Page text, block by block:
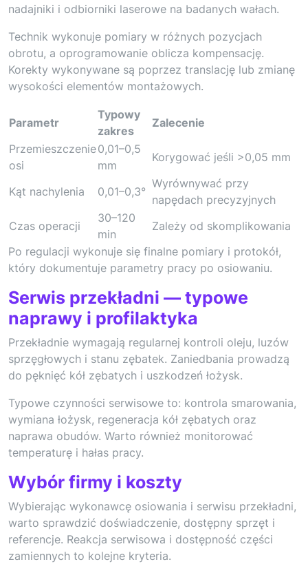
nadajniki i odbiorniki laserowe na badanych wałach.
Technik wykonuje pomiary w różnych pozycjach
obrotu, a oprogramowanie oblicza kompensację.
Korekty wykonywane są poprzez translację lub zmianę
wysokości elementów montażowych.
Parametr
Typowy
zakres
Zalecenie
Przemieszczenie
osi
0,01–0,5
mm
Korygować jeśli >0,05 mm
Kąt nachylenia 0,01–0,3°
Wyrównywać przy
napędach precyzyjnych
Czas operacji
30–120
min
Zależy od skomplikowania
Po regulacji wykonuje się finalne pomiary i protokół,
który dokumentuje parametry pracy po osiowaniu.
Serwis przekładni — typowe
naprawy i profilaktyka
Przekładnie wymagają regularnej kontroli oleju, luzów
sprzęgłowych i stanu zębatek. Zaniedbania prowadzą
do pęknięć kół zębatych i uszkodzeń łożysk.
Typowe czynności serwisowe to: kontrola smarowania,
wymiana łożysk, regeneracja kół zębatych oraz
naprawa obudów. Warto również monitorować
temperaturę i hałas pracy.
Wybór firmy i koszty
Wybierając wykonawcę osiowania i serwisu przekładni,
warto sprawdzić doświadczenie, dostępny sprzęt i
referencje. Reakcja serwisowa i dostępność części
zamiennych to kolejne kryteria.